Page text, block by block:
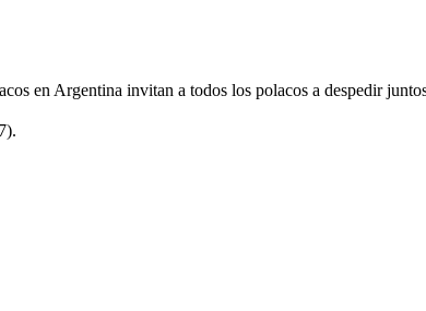
en Argentina invitan a todos los polacos a despedir